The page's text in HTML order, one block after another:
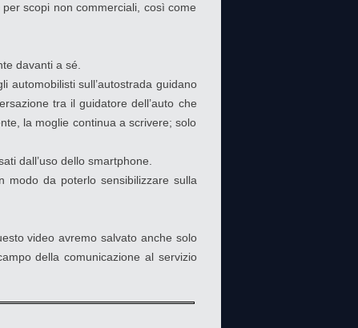
scopi non commerciali, così come
davanti a sé.
automobilisti sull’autostrada guidano
tra il guidatore dell’auto che
la moglie continua a scrivere; solo
dall’uso dello smartphone.
modo da poterlo sensibilizzare sulla
video avremo salvato anche solo
della comunicazione al servizio